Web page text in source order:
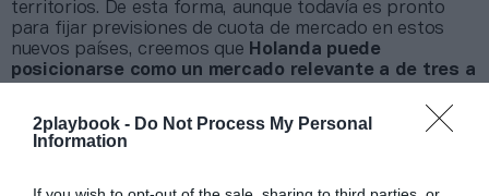
2playbook - Do Not Process My Personal
Information
territorios. De esta forma, aunque todavía es pronto
para fijar previsiones de cuota de mercado en estos
nuevos países, creemos que Holanda puede
posicionarse como un mercado relevante a de tres a
mercados en los que actualmente tenemos presencia”,
ha explicado Alex Reina, director de negocio de